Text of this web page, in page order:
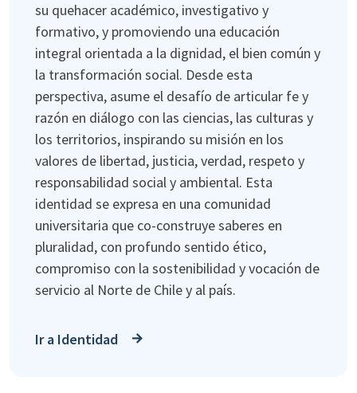
su quehacer académico, investigativo y
formativo, y promoviendo una educación
integral orientada a la dignidad, el bien común y
la transformación social. Desde esta
perspectiva, asume el desafío de articular fe y
razón en diálogo con las ciencias, las culturas y
los territorios, inspirando su misión en los
valores de libertad, justicia, verdad, respeto y
responsabilidad social y ambiental. Esta
identidad se expresa en una comunidad
universitaria que co-construye saberes en
pluralidad, con profundo sentido ético,
compromiso con la sostenibilidad y vocación de
servicio al Norte de Chile y al país.
Ir a Identidad